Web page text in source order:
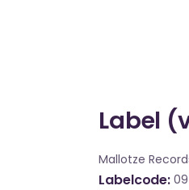
Label
Mallotze
Labelcode